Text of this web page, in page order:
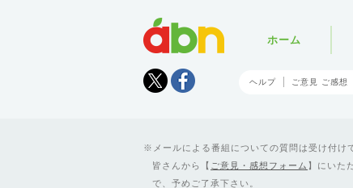
Tweet
ホーム
ヘルプ ご意見 ご感想
メールによる番組についての質問は受け付
皆さんから【 ご意見・感想フォーム 】にいた
で、予めご了承下さい。